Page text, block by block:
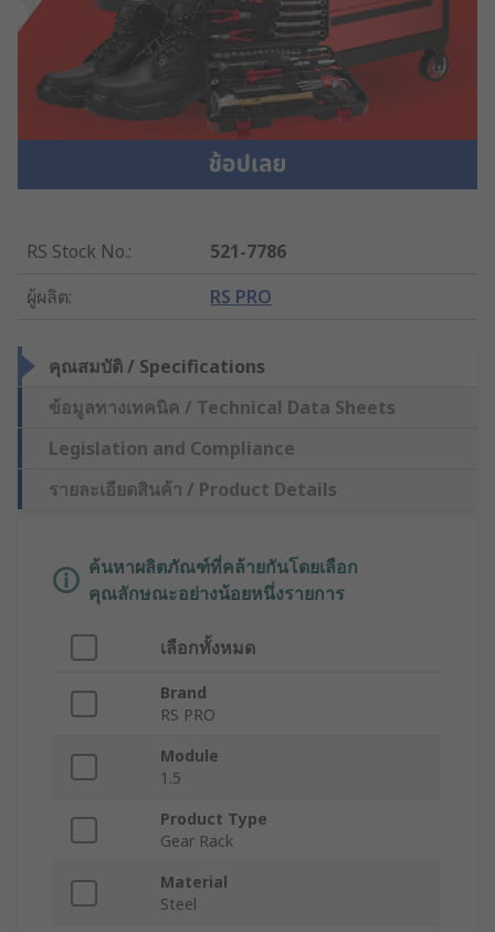
RS Stock No.:
521-7786
ผู้ผลิต: RS PRO
คุณสมบัติ / Specifications
ข้อมูลทางเทคนิค / Technical Data Sheets
Legislation and Compliance
รายละเอียดสินค้า / Product Details
ค้นหาผลิตภัณฑ์ที่คล้ายกันโดยเลือก
คุณลักษณะอย่างน้อยหนึ่งรายการ
เลือกทั้งหมด
Brand
RS PRO
Module
1.5
Product Type
Gear Rack
Material
Steel